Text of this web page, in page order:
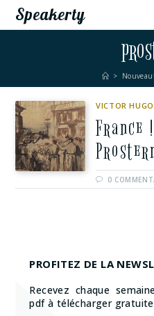
Speakerty
>
VICTOR HUGO
France
0
PROFITEZ DE LA
Recevez chaque
pdf à télécharger